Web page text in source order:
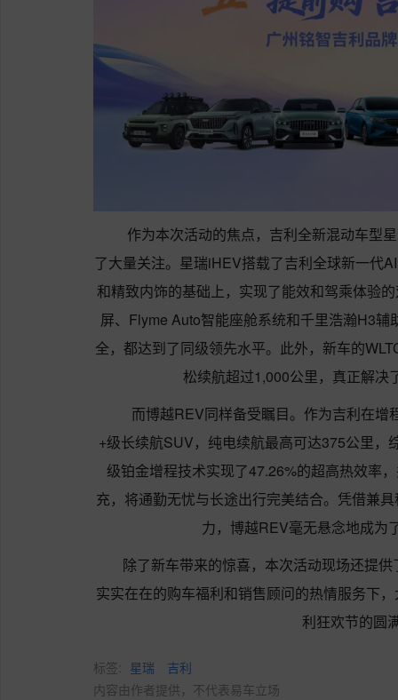
作为本次活动的焦点，吉利全新混动车型
了大量关注。星瑞iHEV搭载了吉利全球新一代
和精致内饰的基础上，实现了能效和驾乘体验
屏、Flyme Auto智能座舱系统和千里浩瀚H3
全，都达到了同级领先水平。此外，新车的
松续航超过1,000公里，真正解决
而博越REV同样备受瞩目。作为吉利在
+级长续航SUV，纯电续航最高可达375公里
级铂金增程技术实现了47.26%的超高热效率
充，将通勤无忧与长途出行完美结合。凭借兼
力，博越REV毫无悬念地成为
除了新车带来的惊喜，本次活动现场还提
实实在在的购车福利和销售顾问的热情服务下
利狂欢节的圆
标签: 星瑞
吉利
内容由作者提供，不代表易车立场